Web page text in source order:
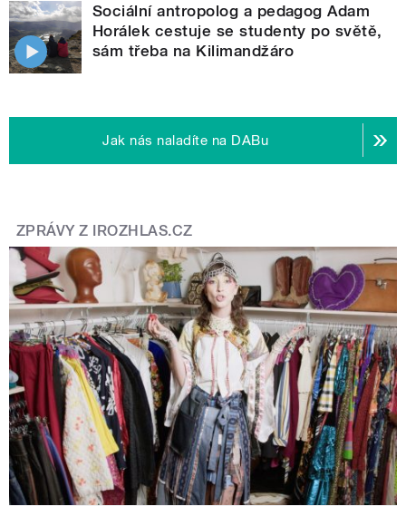
Sociální antropolog a pedagog Adam
Horálek cestuje se studenty po světě,
sám třeba na Kilimandžáro
Jak nás naladíte na DABu
ZPRÁVY Z IROZHLAS.CZ